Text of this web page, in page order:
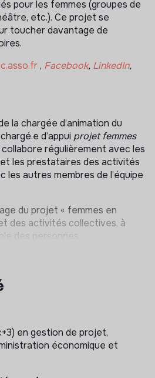
pour les femmes (groupes de
etc.). Ce projet se
toucher davantage de
, Facebook, LinkedIn,
la chargée d’animation du
d’appui projet femmes
collabore régulièrement avec les
les prestataires des activités
les autres membres de l’équipe
du projet « femmes en
des activités collectives, à
des personnes
chargée des missions
pilotage dédié au
le développement de l’offre
prestataires éventuels,
en région,
en place d’une charte…) ;
en gestion de projet,
économique et